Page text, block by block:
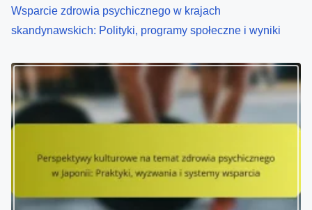
Wsparcie zdrowia psychicznego w krajach
skandynawskich: Polityki, programy społeczne i wyniki